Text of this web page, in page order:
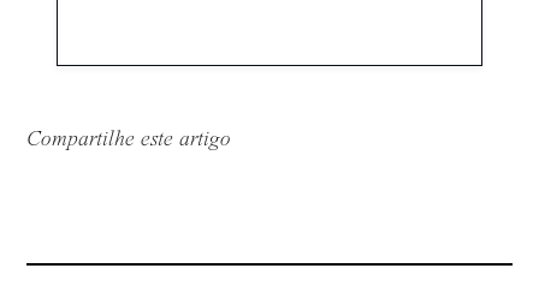
Compartilhe este artigo